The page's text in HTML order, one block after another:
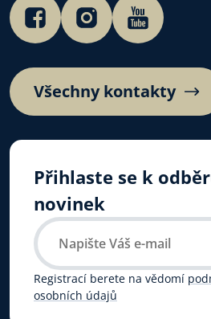
Všechny kontakty
Přihlaste se k
novinek
Registrací berete na vědomí
osobních údajů